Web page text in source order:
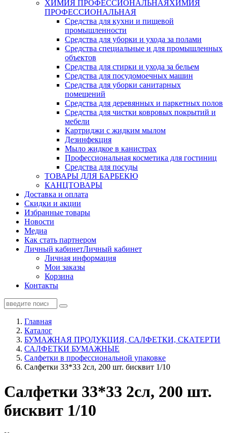
ХИМИЯ ПРОФЕССИОНАЛЬНАЯХИМИЯ
ПРОФЕССИОНАЛЬНАЯ
Средства для кухни и пищевой
промышленности
Средства для уборки и ухода за полами
Средства специальные и для промышленных
объектов
Средства для стирки и ухода за бельем
Средства для посудомоечных машин
Средства для уборки санитарных
помещений
Средства для деревянных и паркетных полов
Средства для чистки ковровых покрытий и
мебели
Картриджи с жидким мылом
Дезинфекция
Мыло жидкое в канистрах
Профессиональная косметика для гостиниц
Средства для посуды
ТОВАРЫ ДЛЯ БАРБЕКЮ
КАНЦТОВАРЫ
Доставка и оплата
Скидки и акции
Избранные товары
Новости
Медиа
Как стать партнером
Личный кабинетЛичный кабинет
Личная информация
Мои заказы
Корзина
Контакты
Главная
Каталог
БУМАЖНАЯ ПРОДУКЦИЯ, САЛФЕТКИ, СКАТЕРТИ
САЛФЕТКИ БУМАЖНЫЕ
Салфетки в профессиональной упаковке
Салфетки 33*33 2сл, 200 шт. бисквит 1/10
Салфетки 33*33 2сл, 200 шт.
бисквит 1/10